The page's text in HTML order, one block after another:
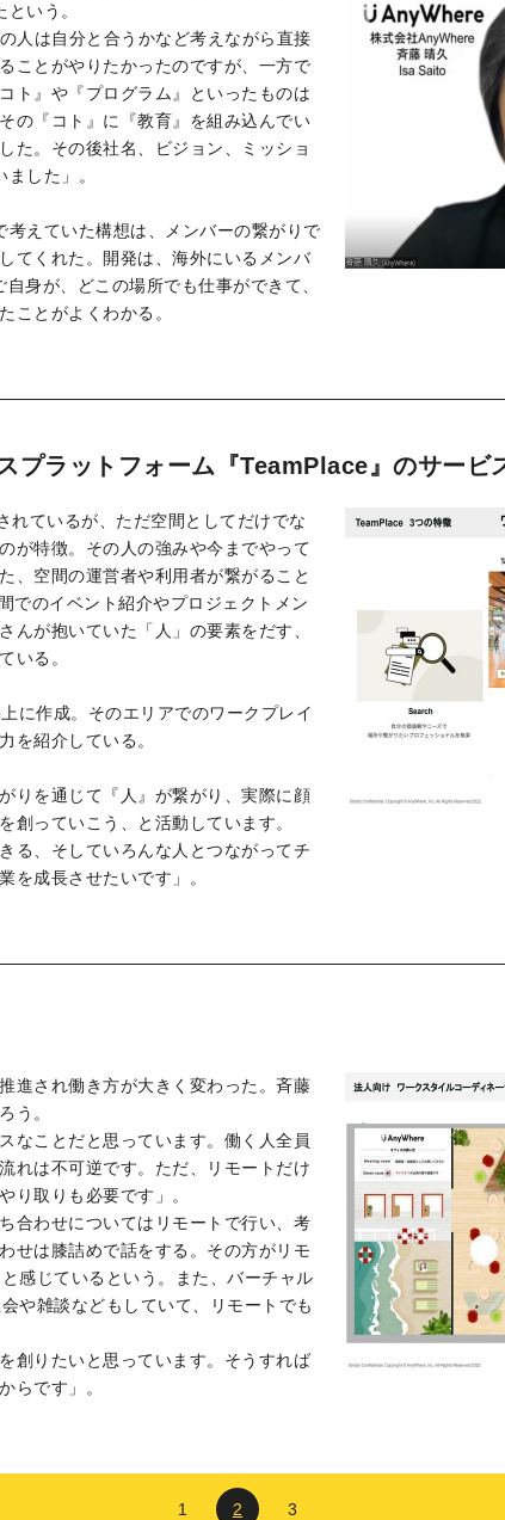
いう。
人は自分と合うかなど考えながら直接
ことがやりたかったのですが、一方で
ト』や『プログラム』といったものは
の『コト』に『教育』を組み込んでい
た。その後社名、ビジョン、ミッショ
した」。
えていた構想は、メンバーの繋がりで
てくれた。開発は、海外にいるメンバ
身が、どこの場所でも仕事ができて、
ことがよくわかる。
プラットフォーム『TeamPlace』のサービ
れているが、ただ空間としてだけでな
が特徴。その人の強みや今までやって
、空間の運営者や利用者が繋がること
でのイベント紹介やプロジェクトメン
んが抱いていた「人」の要素をだす、
いる。
に作成。そのエリアでのワークプレイ
を紹介している。
りを通じて『人』が繋がり、実際に顔
創っていこう、と活動しています。
る、そしていろんな人とつながってチ
を成長させたいです」。
進され働き方が大きく変わった。斉藤
う。
なことだと思っています。働く人全員
れは不可逆です。ただ、リモートだけ
り取りも必要です」。
合わせについてはリモートで行い、考
せは膝詰めで話をする。その方がリモ
感じているという。また、バーチャル
や雑談などもしていて、リモートでも
創りたいと思っています。そうすれば
らです」。
1 2 3